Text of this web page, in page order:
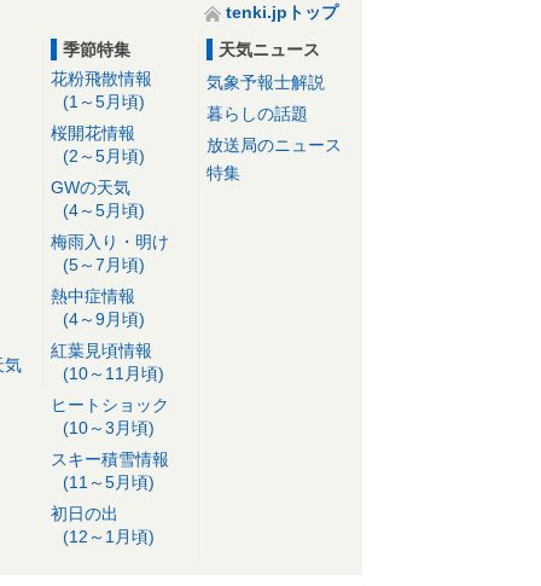
tenki.jpトップ
気
季節特集
花粉飛散情報
(1～5月頃)
桜開花情報
(2～5月頃)
GWの天気
(4～5月頃)
梅雨入り・明け
(5～7月頃)
熱中症情報
(4～9月頃)
紅葉見頃情報
(10～11月頃)
ヒートショック
(10～3月頃)
スキー積雪情報
(11～5月頃)
初日の出
(12～1月頃)
天気ニュース
気象予報士解説
暮らしの話題
放送局のニュース
特集